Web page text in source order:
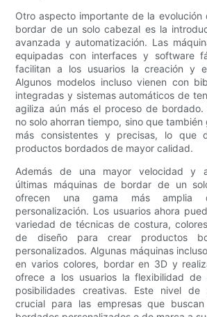
Otro aspecto importante de la evolución
bordar de un solo cabezal es la
avanzada y automatización. Las
equipadas con interfaces y software
facilitan a los usuarios la creación y
Algunos modelos incluso vienen con
integradas y sistemas automáticos de
agiliza aún más el proceso de bordado.
no solo ahorran tiempo, sino que
más consistentes y precisas, lo que
productos bordados de mayor calidad.
Además de una mayor velocidad y
últimas máquinas de bordar de un
ofrecen una gama más amplia
personalización. Los usuarios ahora
variedad de técnicas de costura,
de diseño para crear productos
personalizados. Algunas máquinas
en varios colores, bordar en 3D y
ofrece a los usuarios la flexibilidad de
posibilidades creativas. Este nivel de
crucial para las empresas que